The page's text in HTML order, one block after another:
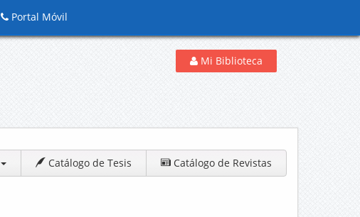
Portal Móvil
Mi Biblioteca
Catálogo de Tesis Catálogo de Revistas